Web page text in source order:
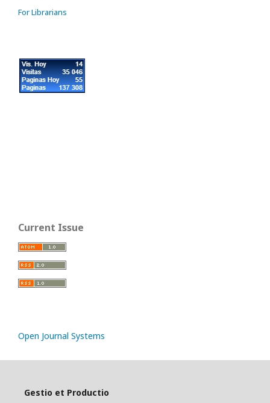
For Librarians
Current Issue
Open Journal Systems
Gestio et Productio